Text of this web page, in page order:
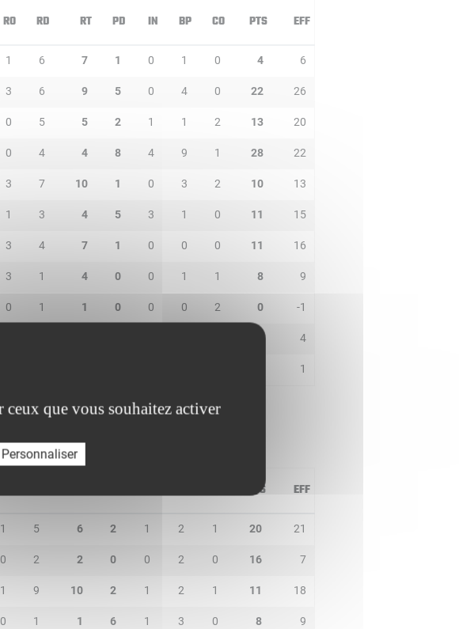
RO RD RT PD IN BP CO PTS EFF
1 6 7 1 0 1 0 4 6
3 6 9 5 0 4 0 22 26
0 5 5 2 1 1 2 13 20
0 4 4 8 4 9 1 28 22
3 7 10 1 0 3 2 10 13
1 3 4 5 3 1 0 11 15
3 4 7 1 0 0 0 11 16
3 1 4 0 0 1 1 8 9
0 1 1 0 0 0 2 0 -1
4
1
PTS EFF
1 5 6 2 1 2 1 20 21
0 2 2 0 0 2 0 16 7
1 9 10 2 1 2 1 11 18
0 1 1 6 1 3 0 8 9
que vous souhaitez activer
Personnaliser